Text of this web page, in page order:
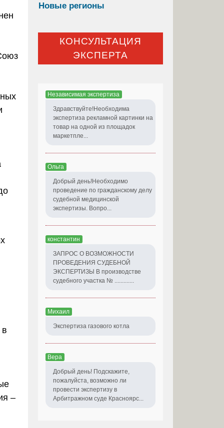
–
Новые регионы
КОНСУЛЬТАЦИЯ
ЭКСПЕРТА
Независимая экспертиза
Здравствуйте!Необходима
экспертиза рекламной картинки на
товар на одной из площадок
маркетпле...
Ольга
Добрый день!Необходимо
проведение по гражданскому делу
судебной медицинской
экспертизы. Вопро...
константин
ЗАПРОС О ВОЗМОЖНОСТИ
ПРОВЕДЕНИЯ СУДЕБНОЙ
ЭКСПЕРТИЗЫ В производстве
судебного участка № .............
Михаил
Экспертиза газового котла
Вера
Добрый день! Подскажите,
пожалуйста, возможно ли
провести экспертизу в
Арбитражном суде Красноярс...